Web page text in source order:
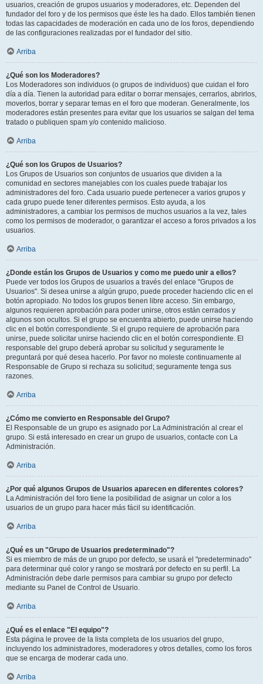
usuarios, creación de grupos usuarios y moderadores, etc. Dependen del
fundador del foro y de los permisos que éste les ha dado. Ellos también tienen
todas las capacidades de moderación en cada uno de los foros, dependiendo
de las configuraciones realizadas por el fundador del sitio.
Arriba
¿Qué son los Moderadores?
Los Moderadores son individuos (o grupos de individuos) que cuidan el foro
día a día. Tienen la autoridad para editar o borrar mensajes, cerrarlos, abrirlos,
moverlos, borrar y separar temas en el foro que moderan. Generalmente, los
moderadores están presentes para evitar que los usuarios se salgan del tema
tratado o publiquen spam y/o contenido malicioso.
Arriba
¿Qué son los Grupos de Usuarios?
Los Grupos de Usuarios son conjuntos de usuarios que dividen a la
comunidad en sectores manejables con los cuales puede trabajar los
administradores del foro. Cada usuario puede pertenecer a varios grupos y
cada grupo puede tener diferentes permisos. Esto ayuda, a los
administradores, a cambiar los permisos de muchos usuarios a la vez, tales
como los permisos de moderador, o garantizar el acceso a foros privados a los
usuarios.
Arriba
¿Donde están los Grupos de Usuarios y como me puedo unir a ellos?
Puede ver todos los Grupos de usuarios a través del enlace "Grupos de
Usuarios". Si desea unirse a algún grupo, puede proceder haciendo clic en el
botón apropiado. No todos los grupos tienen libre acceso. Sin embargo,
algunos requieren aprobación para poder unirse, otros están cerrados y
algunos son ocultos. Si el grupo se encuentra abierto, puede unirse haciendo
clic en el botón correspondiente. Si el grupo requiere de aprobación para
unirse, puede solicitar unirse haciendo clic en el botón correspondiente. El
responsable del grupo deberá aprobar su solicitud y seguramente le
preguntará por qué desea hacerlo. Por favor no moleste continuamente al
Responsable de Grupo si rechaza su solicitud; seguramente tenga sus
razones.
Arriba
¿Cómo me convierto en Responsable del Grupo?
El Responsable de un grupo es asignado por La Administración al crear el
grupo. Si está interesado en crear un grupo de usuarios, contacte con La
Administración.
Arriba
¿Por qué algunos Grupos de Usuarios aparecen en diferentes colores?
La Administración del foro tiene la posibilidad de asignar un color a los
usuarios de un grupo para hacer más fácil su identificación.
Arriba
¿Qué es un "Grupo de Usuarios predeterminado"?
Si es miembro de más de un grupo por defecto, se usará el "predeterminado"
para determinar qué color y rango se mostrará por defecto en su perfil. La
Administración debe darle permisos para cambiar su grupo por defecto
mediante su Panel de Control de Usuario.
Arriba
¿Qué es el enlace "El equipo"?
Esta página le provee de la lista completa de los usuarios del grupo,
incluyendo los administradores, moderadores y otros detalles, como los foros
que se encarga de moderar cada uno.
Arriba